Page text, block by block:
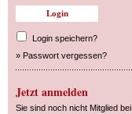
Login speichern?
» Passwort vergessen?
Jetzt anmelden
Sie sind noch nicht Mitglied bei